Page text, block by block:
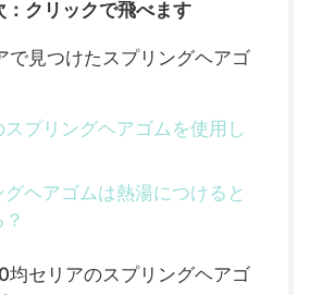
：クリックで飛べます
で見つけたスプリングヘアゴ
スプリングヘアゴムを使用し
グヘアゴムは熱湯につけると
均セリアのスプリングヘアゴ